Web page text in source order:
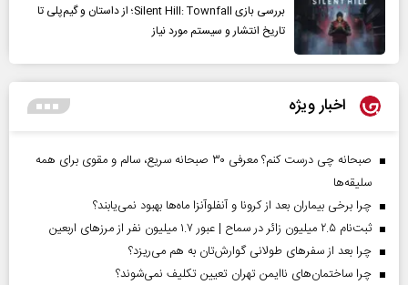
بررسی بازی Silent Hill: Townfall؛ از داستان و گیم‌پلی تا
تاریخ انتشار و سیستم مورد نیاز
اخبار ویژه
صبحانه چی درست کنم؟ معرفی ۳۰ صبحانه سریع، سالم و مقوی برای همه
سلیقه‌ها
چرا برخی بیماران بعد از کرونا و آنفلوآنزا ماه‌ها بهبود نمی‌یابند؟
ثبت‌نام ۲.۵ میلیون زائر در سماح | عبور ۱.۷ میلیون نفر از مرز‌های اربعین
چرا بعد از سفرهای طولانی گوارش‌تان به هم می‌ریزد؟
چرا ساختمان‌های ناایمن تهران تعیین تکلیف نمی‌شوند؟